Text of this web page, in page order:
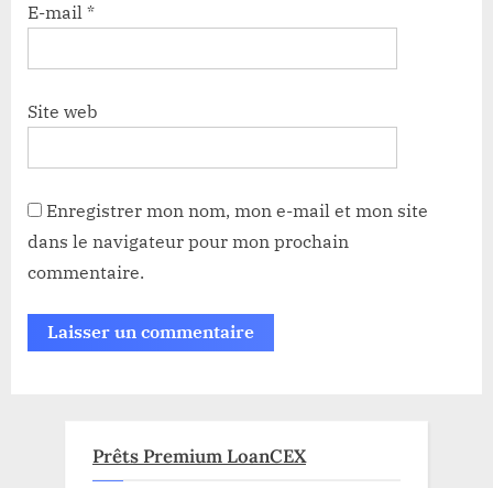
E-mail *
Site web
Enregistrer mon nom, mon e-mail et mon site
dans le navigateur pour mon prochain
commentaire.
Prêts Premium LoanCEX